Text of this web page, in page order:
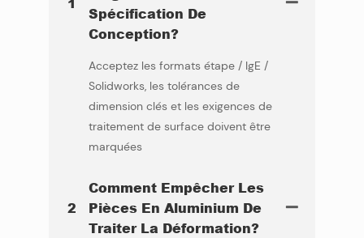
Spécification De
Conception?
Acceptez les formats étape / IgE /
Solidworks, les tolérances de
dimension clés et les exigences de
traitement de surface doivent être
marquées
2
Comment Empêcher Les
Pièces En Aluminium De
Traiter La Déformation?